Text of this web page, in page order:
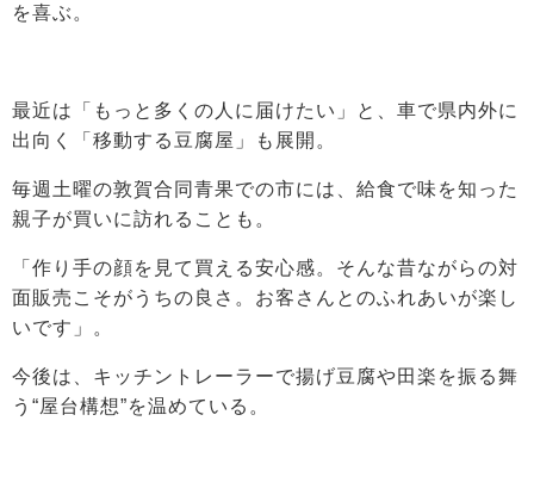
を喜ぶ。
最近は「もっと多くの人に届けたい」と、車で県内外に
出向く「移動する豆腐屋」も展開。
毎週土曜の敦賀合同青果での市には、給食で味を知った
親子が買いに訪れることも。
「作り手の顔を見て買える安心感。そんな昔ながらの対
面販売こそがうちの良さ。お客さんとのふれあいが楽し
いです」。
今後は、キッチントレーラーで揚げ豆腐や田楽を振る舞
う“屋台構想”を温めている。